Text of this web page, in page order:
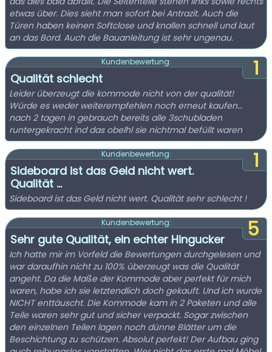
etwas über. Dies sieht man sofort bei Antrazit. Auch die
Türen haben keinen Softclose und knallen schnell und laut
an das Bord. Auch die Bauanleitung ist sehr ungenau.
1
Kundenbewertung:
Qualität schlecht
Leider überzeugt die kommode nicht von der qualität!
Würde es weder weiterempfehlen noch erneut kaufen…
nach 2 tagen in gebrauch bereits alle 3schubladen
runtergekracht ind das obelhl sie nichtmal befüllt waren
1
Kundenbewertung:
Sideboard ist das Geld nicht wert.
Qualität ...
Sideboard ist das Geld nicht wert. Qualität sehr schlecht !
5
Kundenbewertung:
Sehr gute Qualität, ein echter Hingucker
Ich hatte mir im Vorfeld die Bewertungen durchgelesen und
war daraufhin nicht zu 100% überzeugt was die Qualität
angeht. Da die Maße der Kommode aber perfekt für mich
waren, habe ich sie letztendlich doch gekauft. Und ich wurde
NICHT enttäuscht. Die Kommode kam in 2 Paketen und alle
Teile waren sehr gut und sicher verpackt. Sogar zwischen
den einzelnen Teilen lagen noch dünne Blätter um die
Beschichtung zu schützen. Absolut perfekt! Der Aufbau ging